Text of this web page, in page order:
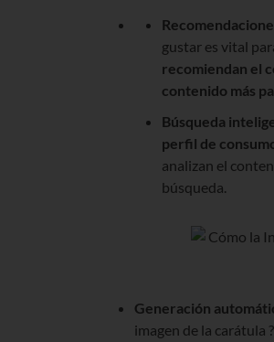
gustar es vital
recomiendan el
contenido más
Búsqueda
perfil de
analizan el
búsqueda.
Generación
imagen de la carátula